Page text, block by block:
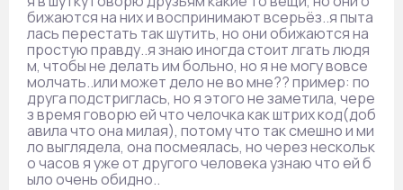
бижаются на них и воспринимают всерьëз..я пыта
лась перестать так шутить, но они обижаются на
простую правду..я знаю иногда стоит лгать людя
м, чтобы не делать им больно, но я не могу вовсе
молчать..или может дело не во мне?? пример: по
друга подстриглась, но я этого не заметила, чере
з время говорю ей что челочка как штрих код(доб
авила что она милая), потому что так смешно и ми
ло выглядела, она посмеялась, но через нескольк
о часов я уже от другого человека узнаю что ей б
ыло очень обидно..